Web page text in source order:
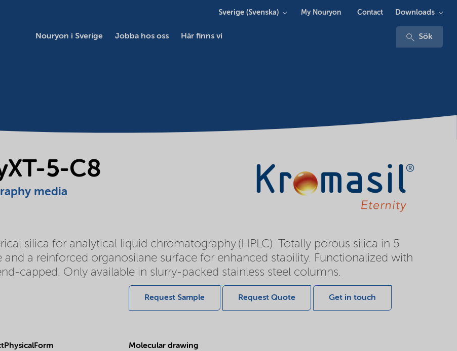
Nouryon i Sverige Jobba hos oss Här finns vi Sök
Sverige (Svenska) My Nouryon Contact Downloads
5-C8
media
silica for analytical liquid chromatography.(HPLC). Totally porous silica in 5
and a reinforced organosilane surface for enhanced stability. Functionalized with
capped. Only available in slurry-packed stainless steel columns.
Request Sample Request Quote Get in touch
Molecular drawing